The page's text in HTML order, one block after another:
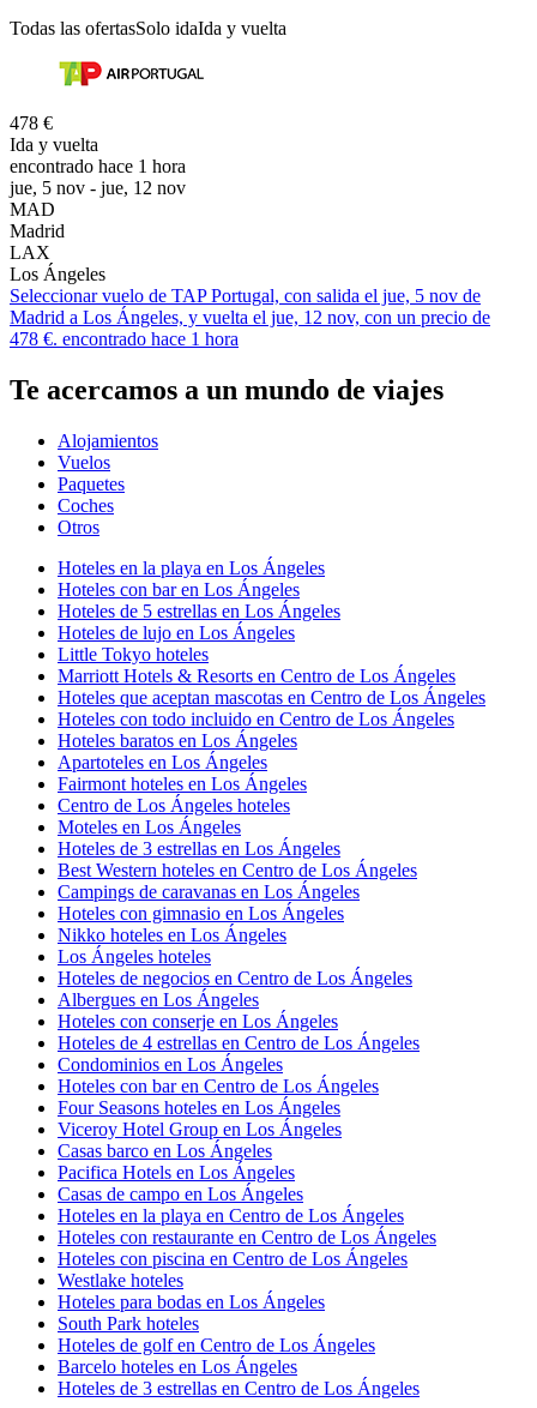
Todas las ofertasSolo idaIda y vuelta
478 €
Ida y vuelta
encontrado hace 1 hora
jue, 5 nov - jue, 12 nov
MAD
Madrid
LAX
Los Ángeles
Seleccionar vuelo de TAP Portugal, con salida el jue, 5 nov de
Madrid a Los Ángeles, y vuelta el jue, 12 nov, con un precio de
478 €. encontrado hace 1 hora
Te acercamos a un mundo de viajes
Alojamientos
Vuelos
Paquetes
Coches
Otros
Hoteles en la playa en Los Ángeles
Hoteles con bar en Los Ángeles
Hoteles de 5 estrellas en Los Ángeles
Hoteles de lujo en Los Ángeles
Little Tokyo hoteles
Marriott Hotels & Resorts en Centro de Los Ángeles
Hoteles que aceptan mascotas en Centro de Los Ángeles
Hoteles con todo incluido en Centro de Los Ángeles
Hoteles baratos en Los Ángeles
Apartoteles en Los Ángeles
Fairmont hoteles en Los Ángeles
Centro de Los Ángeles hoteles
Moteles en Los Ángeles
Hoteles de 3 estrellas en Los Ángeles
Best Western hoteles en Centro de Los Ángeles
Campings de caravanas en Los Ángeles
Hoteles con gimnasio en Los Ángeles
Nikko hoteles en Los Ángeles
Los Ángeles hoteles
Hoteles de negocios en Centro de Los Ángeles
Albergues en Los Ángeles
Hoteles con conserje en Los Ángeles
Hoteles de 4 estrellas en Centro de Los Ángeles
Condominios en Los Ángeles
Hoteles con bar en Centro de Los Ángeles
Four Seasons hoteles en Los Ángeles
Viceroy Hotel Group en Los Ángeles
Casas barco en Los Ángeles
Pacifica Hotels en Los Ángeles
Casas de campo en Los Ángeles
Hoteles en la playa en Centro de Los Ángeles
Hoteles con restaurante en Centro de Los Ángeles
Hoteles con piscina en Centro de Los Ángeles
Westlake hoteles
Hoteles para bodas en Los Ángeles
South Park hoteles
Hoteles de golf en Centro de Los Ángeles
Barcelo hoteles en Los Ángeles
Hoteles de 3 estrellas en Centro de Los Ángeles